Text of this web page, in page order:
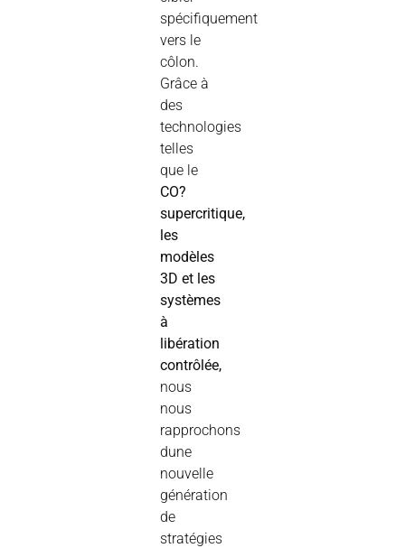
spécifiquement
vers le
côlon.
Grâce à
des
technologies
telles
que le
CO?
supercritique,
les
modèles
3D et les
systèmes
à
libération
contrôlée,
nous
nous
rapprochons
dune
nouvelle
génération
de
stratégies